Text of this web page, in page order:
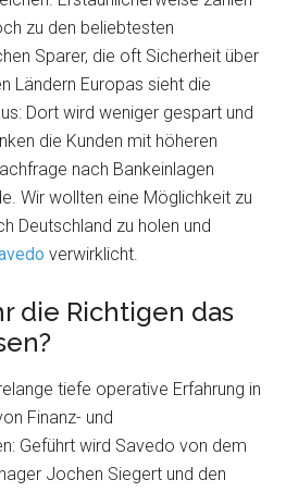
zu den beliebtesten
Sparer, die oft Sicherheit über
Ländern Europas sieht die
Dort wird weniger gespart und
die Kunden mit höheren
nach Bankeinlagen
Wir wollten eine Möglichkeit zu
Deutschland zu holen und
verwirklicht.
die Richtigen das
tiefe operative Erfahrung in
Finanz- und
Geführt wird Savedo von dem
Jochen Siegert und den